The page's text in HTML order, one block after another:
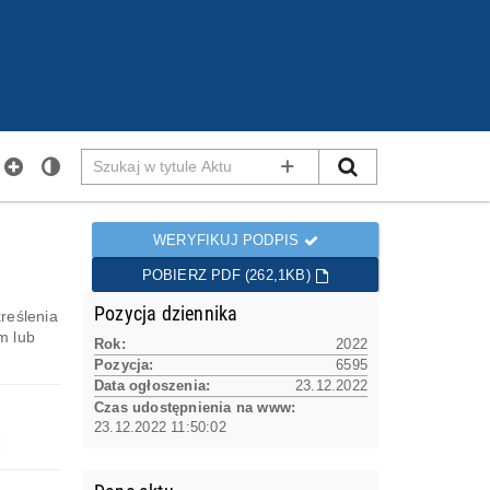
WYSZUKIWANIE
WERYFIKUJ PODPIS
POBIERZ PDF (262,1KB)
lub
Pozycja dziennika
Rok:
2022
Pozycja:
6595
Data ogłoszenia:
23.12.2022
Czas udostępnienia na www:
23.12.2022 11:50:02